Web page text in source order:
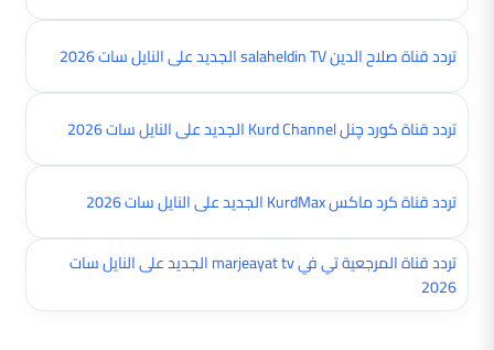
تردد قناة صلاح الدين salaheldin TV الجديد على النايل سات 2026
تردد قناة کورد چنل Kurd Channel الجديد على النايل سات 2026
تردد قناة كرد ماكس KurdMax الجديد على النايل سات 2026
تردد قناة المرجعية تي في marjeayat tv الجديد على النايل سات
2026